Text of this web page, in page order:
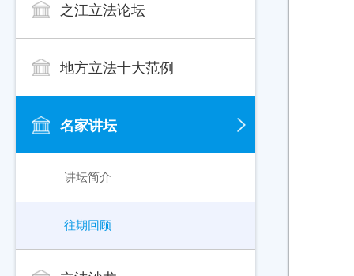
之江立法论坛
地方立法十大范例
名家讲坛
讲坛简介
往期回顾